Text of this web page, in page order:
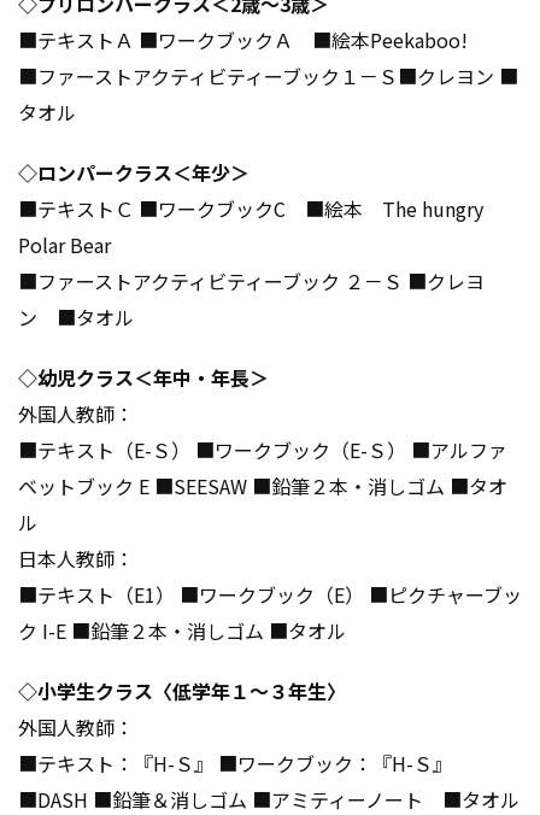
■テキストＡ ■ワークブックＡ ■絵本Peekaboo!​
■ファーストアクティビティーブック１－Ｓ■クレヨン ■
タオル​
◇ロンパークラス＜年少＞​
■テキストＣ ■ワークブックC ■絵本 The hungry
Polar Bear ​
■ファーストアクティビティーブック ２－Ｓ ■クレヨ
ン ■タオル​
◇幼児クラス＜年中・年長＞​
外国人教師：​
■テキスト（E-Ｓ） ■ワークブック（E-Ｓ） ■アルファ
ベットブック E ■SEESAW ■鉛筆２本・消しゴム ■タオ
ル​
日本人教師： ​
■テキスト（E1） ■ワークブック（E） ■ピクチャーブッ
ク I-E ■鉛筆２本・消しゴム ■タオル​
◇小学生クラス〈低学年１～３年生〉​
外国人教師：​
■テキスト：『H-Ｓ』 ■ワークブック：『H-Ｓ』
■DASH ■鉛筆＆消しゴム ■アミティーノート ■タオル​